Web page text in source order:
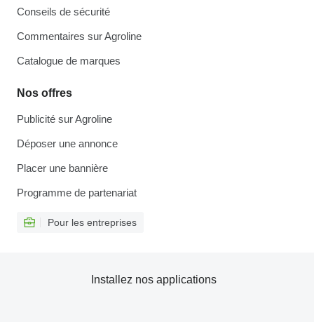
Conseils de sécurité
Commentaires sur Agroline
Catalogue de marques
Nos offres
Publicité sur Agroline
Déposer une annonce
Placer une bannière
Programme de partenariat
Pour les entreprises
Installez nos applications